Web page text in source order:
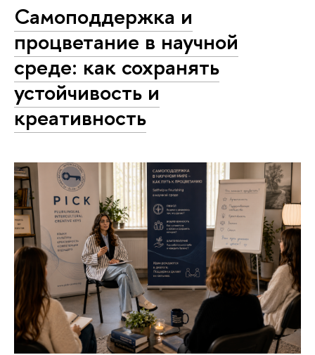
Самоподдержка и
процветание в научной
среде: как сохранять
устойчивость и
креативность